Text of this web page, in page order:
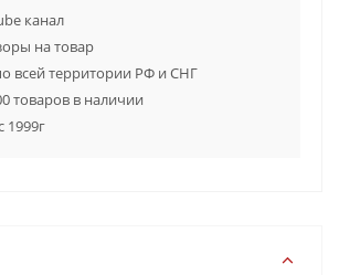
канал
на товар
всей территории РФ и СНГ
товаров в наличии
1999г